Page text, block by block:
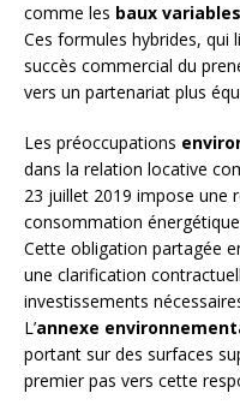
comme les baux variables
Ces formules hybrides, qui
succès commercial du
vers un partenariat plus
Les préoccupations
dans la relation locative
23 juillet 2019 impose une
consommation
Cette obligation partagée
une clarification
investissements
L’annexe
portant sur des surfaces
premier pas vers cette